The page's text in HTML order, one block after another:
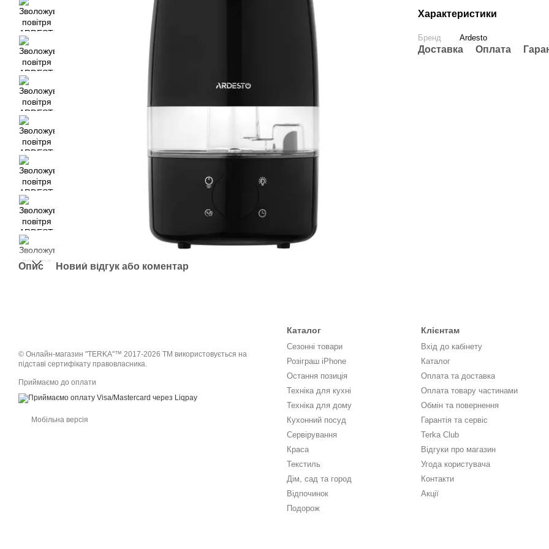
Опис Новий відгук або коментар
Характеристики
Бренд Ardesto
Доставка Оплата
© Онлайн-магазин "TERKA"™ 2017-2026 ТМ використовується на
підставі сертифікату правовласника.
Приймаємо до оплати
Мобільна версія
Каталог
Сезонні товари
Розіграш iPhone
Остання позиція
Техніка для кухні
Техніка для дому
Кухонний посуд
Сервірування
Краса
Текстиль
Дім, сад та город
Відпочинок
Подорож
Клієнтам
Вхід до кабінету
Каталог
Оплата та доставка
Оплата товару частинами
Обмін та повернення
Гарантія та сервіс
Terka Club
Відгуки про магазин
Угода користувача
Контакти
Акції